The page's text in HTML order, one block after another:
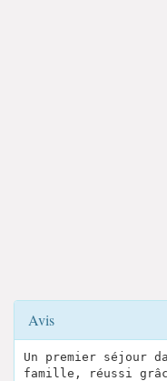
Avis
Un premier séjour
famille, réussi